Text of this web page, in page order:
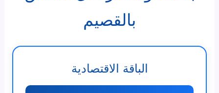
بالقصيم
الباقة الاقتصادية